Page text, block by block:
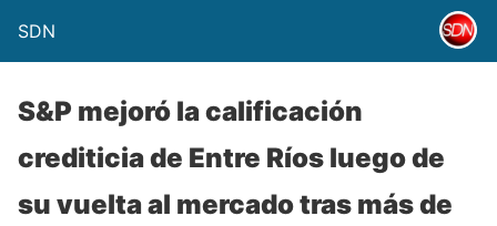
SDN
S&P mejoró la calificación
crediticia de Entre Ríos luego de
su vuelta al mercado tras más de